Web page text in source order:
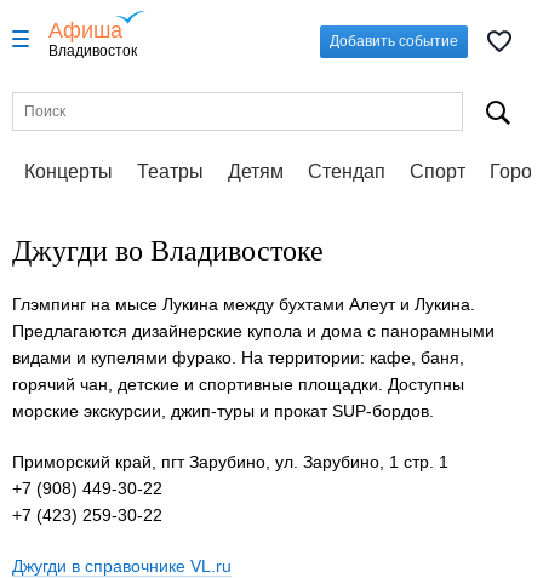
Афиша
Владивосток
Добавить событие
Концерты Театры Детям Стендап Спорт
Джугди во Владивостоке
Глэмпинг на мысе Лукина между бухтами Алеут и Лукина.
Предлагаются дизайнерские купола и дома с панорамными
видами и купелями фурако. На территории: кафе, баня,
горячий чан, детские и спортивные площадки. Доступны
морские экскурсии, джип-туры и прокат SUP-бордов.
Приморский край, пгт Зарубино, ул. Зарубино, 1 стр. 1
+7 (908) 449-30-22
+7 (423) 259-30-22
Джугди в справочнике VL.ru